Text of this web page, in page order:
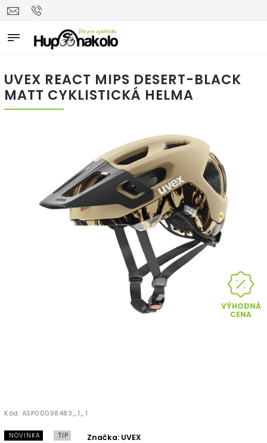
UVEX REACT MIPS DESERT-BLACK
MATT CYKLISTICKÁ HELMA
VÝHODNÁ
CENA
Kód: ASP00098483_1_1
NOVINKA TIP Značka: UVEX